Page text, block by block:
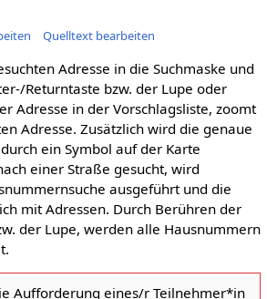
Quelltext bearbeiten
Adresse in die Suchmaske und
Returntaste bzw. der Lupe oder
Adresse in der Vorschlagsliste, zoomt
Adresse. Zusätzlich wird die genaue
ein Symbol auf der Karte
einer Straße gesucht, wird
ausgeführt und die
mit Adressen. Durch Berühren der
der Lupe, werden alle Hausnummern
Aufforderung eines/r Teilnehmer*in